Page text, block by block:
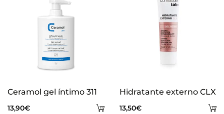
Añadir
Ceramol gel íntimo 311
13,90€
Hidratante externo CLX
13,50€